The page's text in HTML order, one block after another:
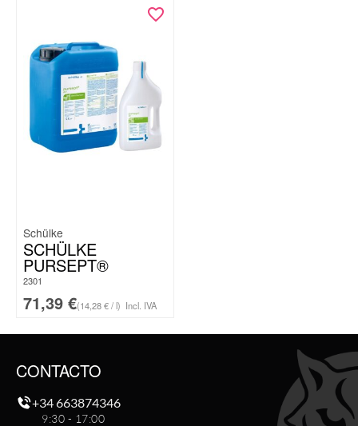
Schülke
SCHÜLKE
PURSEPT®
2301
71,39 €(14,28 € / l) Incl. IVA
CONTACTO
+34 663874346
9:30 - 17:00